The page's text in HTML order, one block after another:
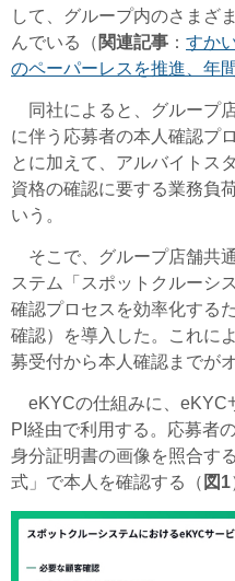
して、グループ内のさまざ
んでいる（ 関連記事 ： すか
のペーパーレスを推進、年
同社によると、グループ
に伴う応募者の本人確認プ
とに加えて、アルバイトス
資格の確認に要する業務負
いう。
そこで、グループ店舗共
ステム「スポットクルーシ
確認プロセスを効率化する
確認）を導入した。これに
募受付から本人確認までが
eKYCの仕組みに、eKYC
PI経由で利用する。応募者
身分証明書の画像を照合す
式」で本人を確認する（ 図1